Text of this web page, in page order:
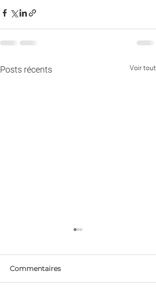
Posts récents Voir tout
Commentaires